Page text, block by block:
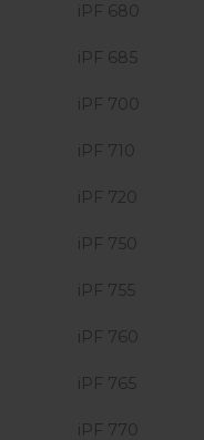
iPF 680
iPF 685
iPF 700
iPF 710
iPF 720
iPF 750
iPF 755
iPF 760
iPF 765
iPF 770